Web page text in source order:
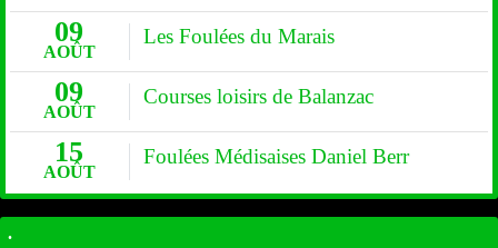
09
AOÛT
Les Foulées du Marais
09
AOÛT
Courses loisirs de Balanzac
15
AOÛT
Foulées Médisaises Daniel Berr
.